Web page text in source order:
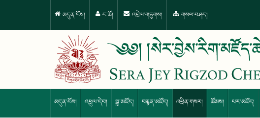
མདུན་ངོས། ང་ཚོ། འབྲེལ་གཏུགས། གསལ་བཤད།
མདུན་ངོས། འཕྲུལ་དེབ། སྒྲ་མཛོད། བརྙན་མཛོད། འཕྲིན་གསར། ཚོམས། པར་མཛོད།